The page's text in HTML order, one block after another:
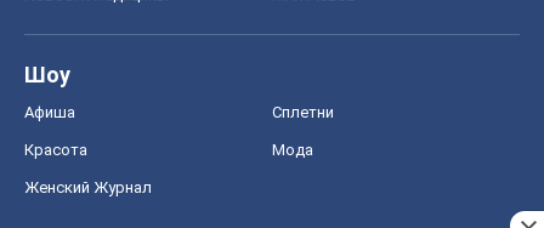
Шоу
Афиша Сплетни
Красота Мода
Женский Журнал